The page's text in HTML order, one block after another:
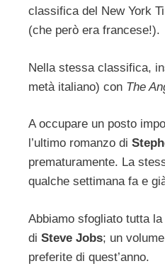
classifica del New York
(che però era francese!).
Nella stessa classifica,
metà italiano) con The
A occupare un posto
l’ultimo romanzo di
prematuramente. La
qualche settimana fa e
Abbiamo sfogliato tutta
di Steve Jobs; un
preferite di quest’anno.